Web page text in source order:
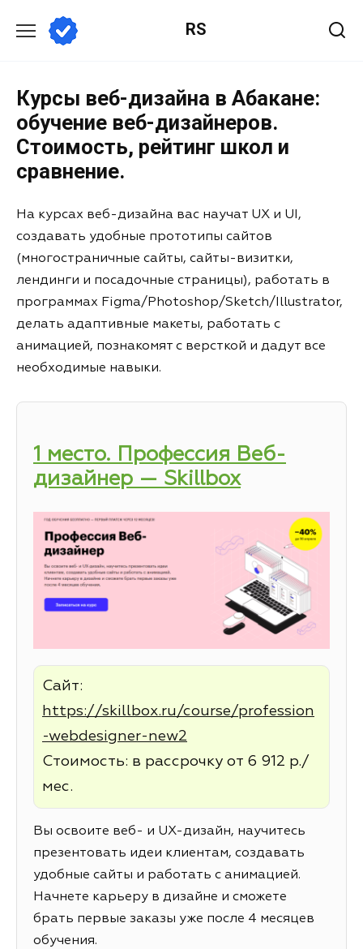
RS
Курсы веб-дизайна в Абакане:
обучение веб-дизайнеров.
Стоимость, рейтинг школ и
сравнение.
На курсах веб-дизайна вас научат UX и UI,
создавать удобные прототипы сайтов
(многостраничные сайты, сайты-визитки,
лендинги и посадочные страницы), работать в
программах Figma/Photoshop/Sketch/Illustrator,
делать адаптивные макеты, работать с
анимацией, познакомят с версткой и дадут все
необходимые навыки.
1 место. Профессия Веб-
дизайнер — Skillbox
Сайт:
https://skillbox.ru/course/profession
-webdesigner-new2
Стоимость: в рассрочку от 6 912 р./
мес.
Вы освоите веб- и UX-дизайн, научитесь
презентовать идеи клиентам, создавать
удобные сайты и работать с анимацией.
Начнете карьеру в дизайне и сможете
брать первые заказы уже после 4 месяцев
обучения.